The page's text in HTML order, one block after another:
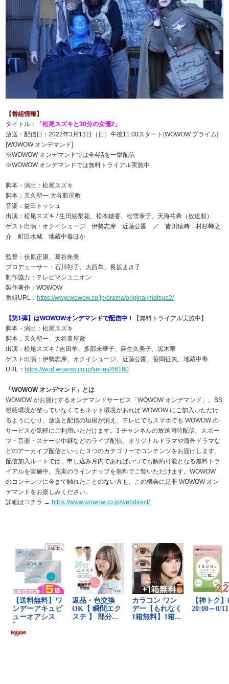
【番組情報】
タイトル：
「松尾スズキと30分の女優2」
放送・配信日：2022年3月13日（日）午後11:00スタート[WOWOW プライム]
[WOWOW オンデマンド]
※WOWOW オンデマンドでは全4話を一挙配信
※WOWOW オンデマンドでは無料トライアル実施中
脚本・演出：松尾スズキ
脚本：天久聖一 大谷皿屋敷
音楽：益田トッシュ
出演：松尾スズキ / 生田絵梨花、松本穂香、松雪泰子、天海祐希（放送順）
ゲスト出演：オクイシュージ 伊勢志摩 近藤公園 ／ 皆川猿時 村杉蝉之
介 町田水城 地蔵中毒ほか
監督：伏原正康、葛谷朱美
プロデューサー：石川彰子、大西隼、長坂まき子
制作協力：テレビマンユニオン
製作著作：WOWOW
番組URL： https://www.wowow.co.jp/drama/original/matsuo2/
【第1弾】はWOWOWオンデマンドで配信中！
【無料トライアル実施中】
脚本・演出：松尾スズキ
脚本：天久聖一、大谷皿屋敷
出演：松尾スズキ / 吉田羊、多部未華子、麻生久美子、黒木華
ゲスト出演：伊勢志摩、オクイシュージ、近藤公園、笹岡征矢、地蔵中毒
URL： https://wod.wowow.co.jp/series/46180
「WOWOW オンデマンド」とは
WOWOW がお届けするオンデマンドサービス「WOWOW オンデマンド」。BS
視聴環境が整っていなくてもネット環境があれば WOWOW にご加入いただけ
るようになり、放送と配信の垣根が消え、テレビでもスマホでも WOWOW の
サービスが気軽にご利⽤いただけます。3 チャンネルの放送同時配信、スポー
ツ・音楽・ステージ中継などのライブ配信、オリジナルドラマや海外ドラマな
どのアーカイブ配信といった３つのカテゴリーでコンテンツをお届けします。
配信加入ルートでは、申し込み月内であればいつでも解約可能となる無料トラ
イアルを実施中。充実のラインナップを無料でご覧いただけます。WOWOW
のコンテンツに今まで触れたことのない方も、この機会に是非 WOWOW オン
デマンドをお楽しみください。
詳細はコチラ → https://www.wowow.co.jp/webdirect/